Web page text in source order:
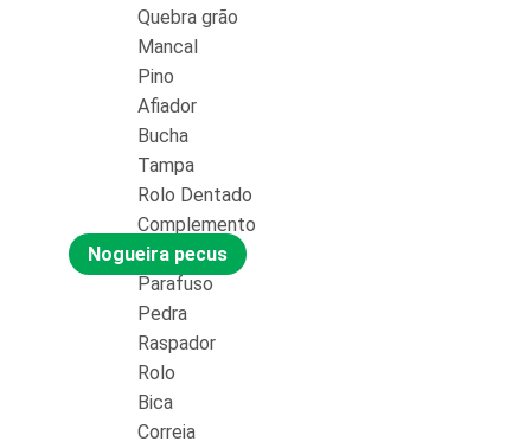
Quebra grão
Mancal
Pino
Afiador
Bucha
Tampa
Rolo Dentado
Complemento
Nogueira pecus
Parafuso
Pedra
Raspador
Rolo
Bica
Correia